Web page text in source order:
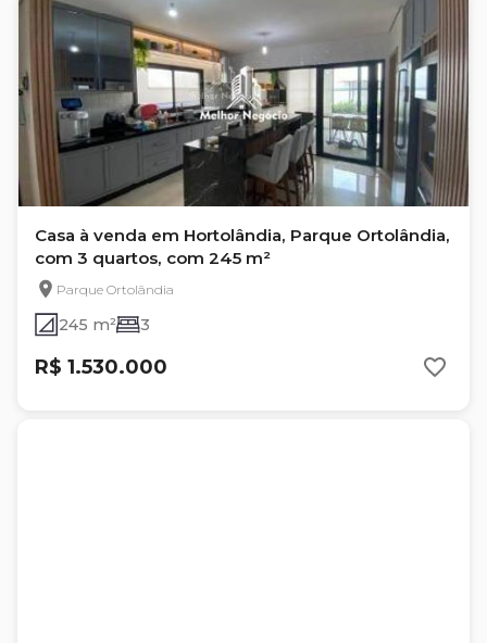
Casa à venda em Hortolândia, Parque Ortolândia,
com 3 quartos, com 245 m²
Parque Ortolândia
245 m² 3
R$ 1.530.000